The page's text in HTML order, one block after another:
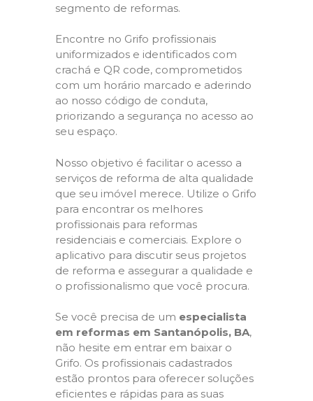
segmento de reformas.
Encontre no Grifo profissionais
uniformizados e identificados com
crachá e QR code, comprometidos
com um horário marcado e aderindo
ao nosso código de conduta,
priorizando a segurança no acesso ao
seu espaço.
Nosso objetivo é facilitar o acesso a
serviços de reforma de alta qualidade
que seu imóvel merece. Utilize o Grifo
para encontrar os melhores
profissionais para reformas
residenciais e comerciais. Explore o
aplicativo para discutir seus projetos
de reforma e assegurar a qualidade e
o profissionalismo que você procura.
Se você precisa de um especialista
em reformas em Santanópolis, BA,
não hesite em entrar em baixar o
Grifo. Os profissionais cadastrados
estão prontos para oferecer soluções
eficientes e rápidas para as suas